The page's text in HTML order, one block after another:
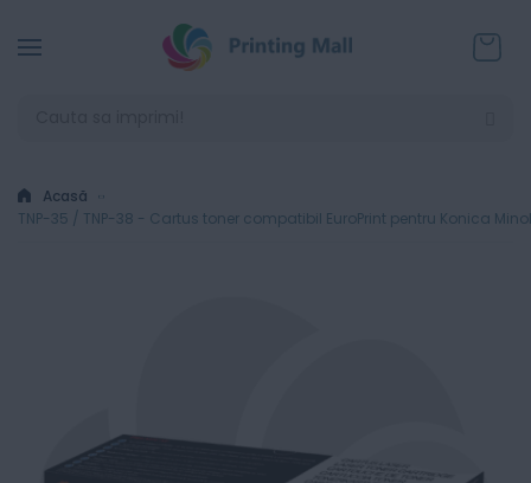
Acasă
TNP-35 / TNP-38 - Cartus toner compatibil EuroPrint pentru Konica